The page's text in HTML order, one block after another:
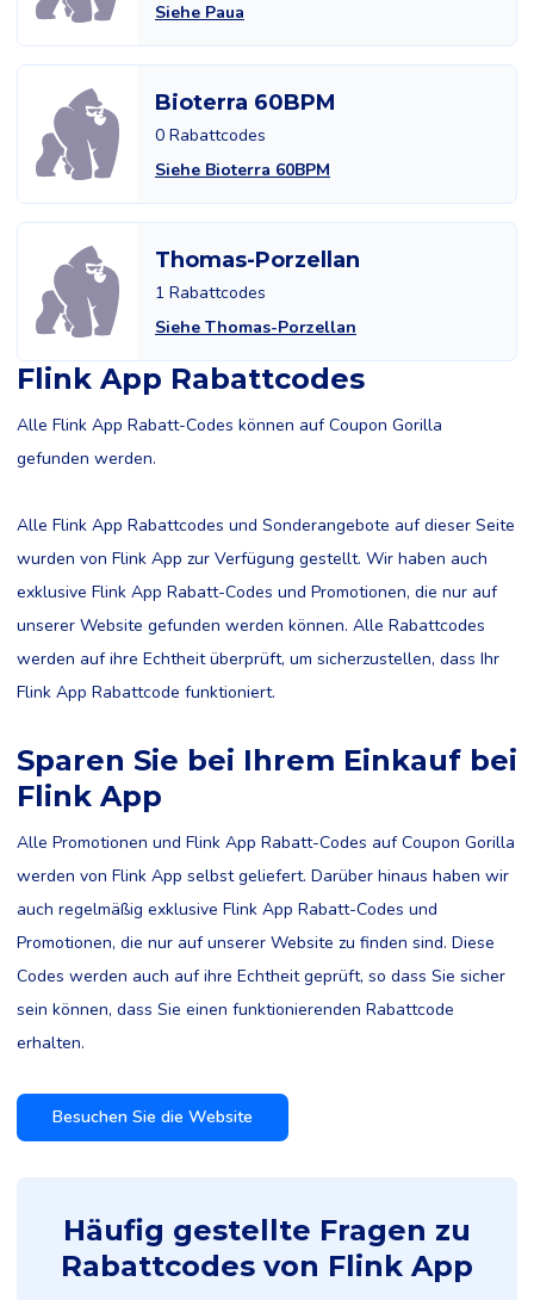
Siehe Paua
Bioterra 60BPM
0 Rabattcodes
Siehe Bioterra 60BPM
Thomas-Porzellan
1 Rabattcodes
Siehe Thomas-Porzellan
Flink App Rabattcodes
Alle Flink App Rabatt-Codes können auf Coupon Gorilla
gefunden werden.
Alle Flink App Rabattcodes und Sonderangebote auf dieser Seite
wurden von Flink App zur Verfügung gestellt. Wir haben auch
exklusive Flink App Rabatt-Codes und Promotionen, die nur auf
unserer Website gefunden werden können. Alle Rabattcodes
werden auf ihre Echtheit überprüft, um sicherzustellen, dass Ihr
Flink App Rabattcode funktioniert.
Sparen Sie bei Ihrem Einkauf bei
Flink App
Alle Promotionen und Flink App Rabatt-Codes auf Coupon Gorilla
werden von Flink App selbst geliefert. Darüber hinaus haben wir
auch regelmäßig exklusive Flink App Rabatt-Codes und
Promotionen, die nur auf unserer Website zu finden sind. Diese
Codes werden auch auf ihre Echtheit geprüft, so dass Sie sicher
sein können, dass Sie einen funktionierenden Rabattcode
erhalten.
Besuchen Sie die Website
Häufig gestellte Fragen zu
Rabattcodes von Flink App